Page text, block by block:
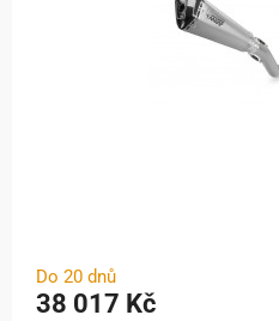
Do 20 dnů
38 017 Kč